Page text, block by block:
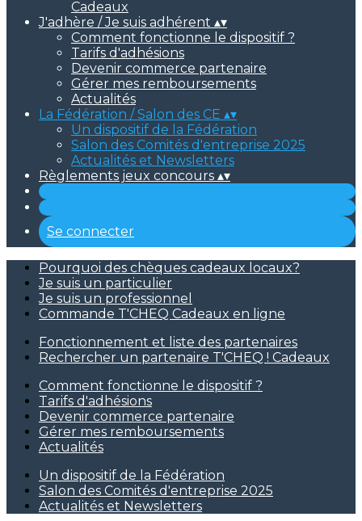
Cadeaux
J'adhère / Je suis adhérent ▴▾
Comment fonctionne le dispositif ?
Tarifs d'adhésions
Devenir commerce partenaire
Gérer mes remboursements
Actualités
La Fédération / Salon des CE ▴▾
Un dispositif de la Fédération
Salon des Comités d'entreprise 2025
Actualités et Newsletters
Règlements jeux concours ▴▾
Se connecter
Pourquoi des chèques cadeaux locaux?
Je suis un particulier
Je suis un professionnel
Commande T'CHEQ Cadeaux en ligne
Fonctionnement et liste des partenaires
Rechercher un partenaire T'CHEQ ! Cadeaux
Comment fonctionne le dispositif ?
Tarifs d'adhésions
Devenir commerce partenaire
Gérer mes remboursements
Actualités
Un dispositif de la Fédération
Salon des Comités d'entreprise 2025
Actualités et Newsletters